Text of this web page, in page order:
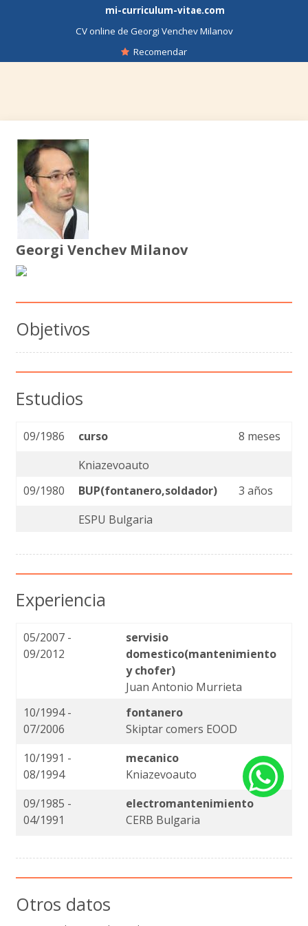
mi-curriculum-vitae.com
CV online de Georgi Venchev Milanov
Recomendar
Georgi Venchev Milanov
Objetivos
Estudios
09/1986 curso
8 meses
Kniazevoauto
09/1980
BUP(fontanero,soldador)
3 años
ESPU Bulgaria
Experiencia
05/2007 -
09/2012
servisio
domestico(mantenimiento
y chofer)
Juan Antonio Murrieta
10/1994 -
07/2006
fontanero
Skiptar comers EOOD
10/1991 -
08/1994
mecanico
Kniazevoauto
09/1985 -
04/1991
electromantenimiento
CERB Bulgaria
Otros datos